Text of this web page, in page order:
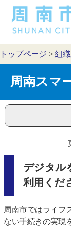
トップページ > 組
周南スマ
デジタル
利用くだ
周南市ではライフ
ない手続きの実現